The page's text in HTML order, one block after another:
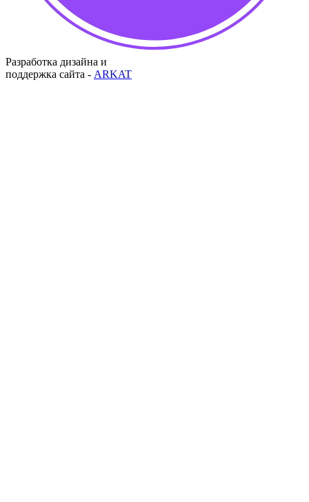
Разработка дизайна и
поддержка сайта - ARKAT